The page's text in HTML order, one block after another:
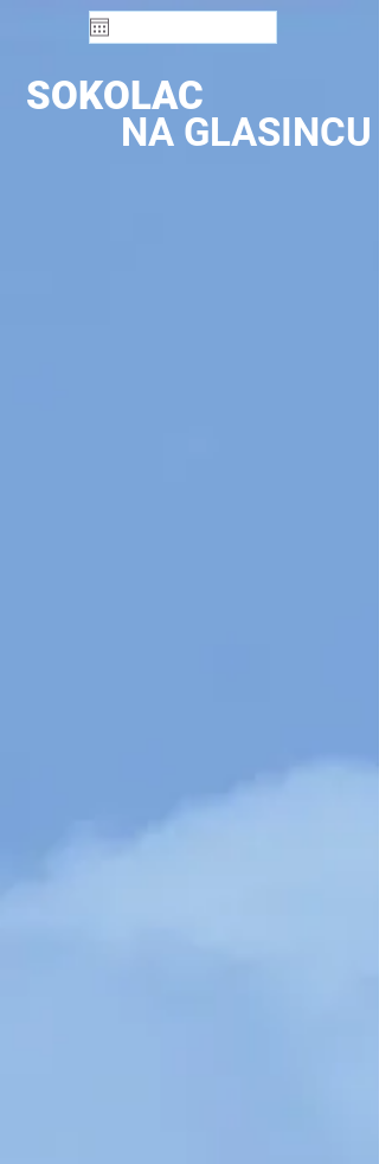
SOKOLAC
NA GLASINCU